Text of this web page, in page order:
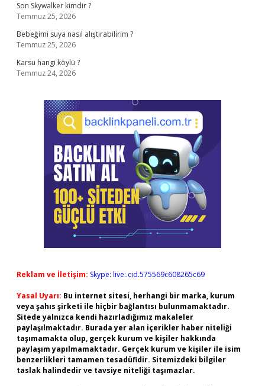
Son Skywalker kimdir ?
Temmuz 25, 2026
Bebeğimi suya nasıl alıştırabilirim ?
Temmuz 25, 2026
Karsu hangi köylü ?
Temmuz 24, 2026
Reklam ve İletişim: Skype: live:.cid.575569c608265c69
Yasal Uyarı: Bu internet sitesi, herhangi bir marka, kurum
veya şahıs şirketi ile hiçbir bağlantısı bulunmamaktadır.
Sitede yalnızca kendi hazırladığımız makaleler
paylaşılmaktadır. Burada yer alan içerikler haber niteliği
taşımamakta olup, gerçek kurum ve kişiler hakkında
paylaşım yapılmamaktadır. Gerçek kurum ve kişiler ile isim
benzerlikleri tamamen tesadüfidir. Sitemizdeki bilgiler
taslak halindedir ve tavsiye niteliği taşımazlar.